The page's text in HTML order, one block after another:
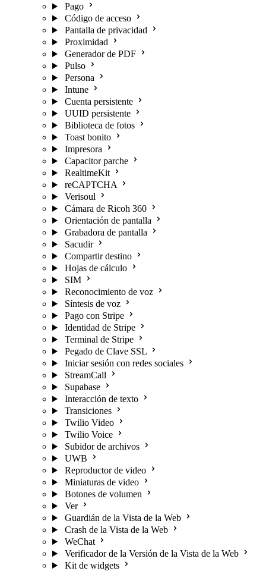
Pago
Código de acceso
Pantalla de privacidad
Proximidad
Generador de PDF
Pulso
Persona
Intune
Cuenta persistente
UUID persistente
Biblioteca de fotos
Toast bonito
Impresora
Capacitor parche
RealtimeKit
reCAPTCHA
Verisoul
Cámara de Ricoh 360
Orientación de pantalla
Grabadora de pantalla
Sacudir
Compartir destino
Hojas de cálculo
SIM
Reconocimiento de voz
Síntesis de voz
Pago con Stripe
Identidad de Stripe
Terminal de Stripe
Pegado de Clave SSL
Iniciar sesión con redes sociales
StreamCall
Supabase
Interacción de texto
Transiciones
Twilio Video
Twilio Voice
Subidor de archivos
UWB
Reproductor de video
Miniaturas de video
Botones de volumen
Ver
Guardián de la Vista de la Web
Crash de la Vista de la Web
WeChat
Verificador de la Versión de la Vista de la Web
Kit de widgets